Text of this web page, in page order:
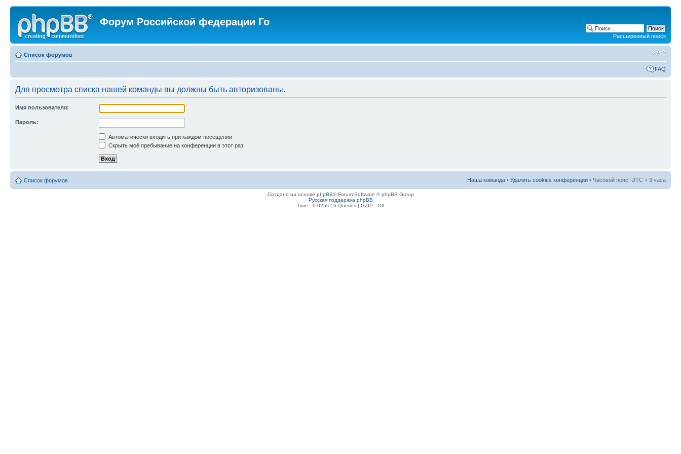
Форум Российской федерации Го
Расширенный поиск
Список форумов
FAQ
Для просмотра списка нашей команды вы должны быть авторизованы.
Имя пользователя:
Пароль:
Автоматически входить при каждом посещении
Скрыть моё пребывание на конференции в этот раз
Список форумов Наша команда • Удалить cookies конференции • Часовой пояс: UTC + 3 часа
Создано на основе phpBB® Forum Software © phpBB Group
Русская поддержка phpBB
Time : 0.025s | 6 Queries | GZIP : Off